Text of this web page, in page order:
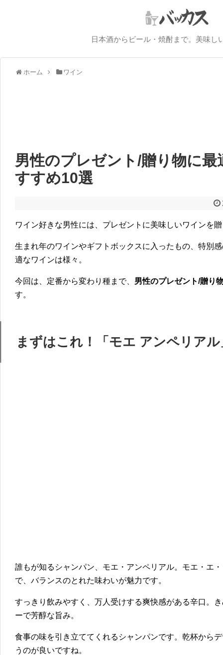
日本酒からビール・焼酎まで。美味し
ホーム ワイン
男性のプレゼント/贈り物に
すすめ10選
ワイン好きな男性には、プレゼントに美味しいワインを
生まれ年のワインやギフトボックスに入ったもの、特別
適なワインは様々。
今回は、定番から変わり種まで、 男性のプレゼント/贈り
す。
まずはこれ！「モエ アンペリアル
誰もが知るシャンパン、モエ・アンペリアル。モエ・エ
で、バランスのとれた味わいが魅力です。
すっきり飲みやすく、万人受けする爽快感がある辛口。
ーで芳醇な旨み。
食事の味を引き立ててくれるシャンパンです。乾杯から
うのが良いですね。